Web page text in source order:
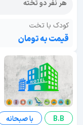
هر نفر دو تخته
کودک با تخت
قیمت به تومان
B.B
با صبحانه